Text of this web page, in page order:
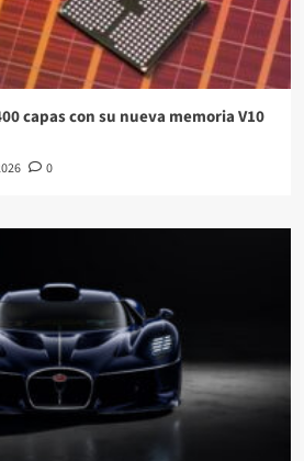
capas con su nueva memoria V10
0